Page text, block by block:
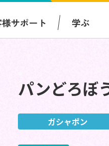
サポート 学ぶ
パンどろぼ
ガシャポン